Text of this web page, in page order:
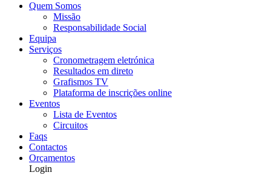
Quem Somos
Missão
Responsabilidade Social
Equipa
Serviços
Cronometragem eletrónica
Resultados em direto
Grafismos TV
Plataforma de inscrições online
Eventos
Lista de Eventos
Circuitos
Faqs
Contactos
Orçamentos
Login